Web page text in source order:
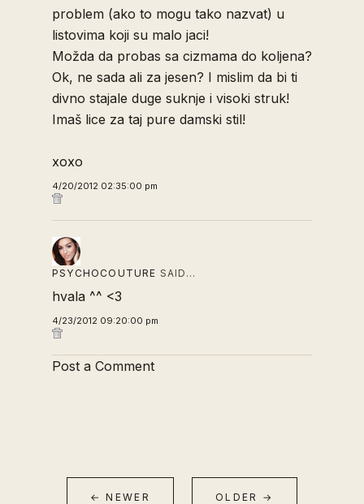
problem (ako to mogu tako nazvat) u
listovima koji su malo jaci!
Možda da probas sa cizmama do koljena?
Ok, ne sada ali za jesen? I mislim da bi ti
divno stajale duge suknje i visoki struk!
Imaš lice za taj pure damski stil!
xoxo
4/20/2012 02:35:00 pm
PSYCHOCOUTURE SAID…
hvala ^^ <3
4/23/2012 09:20:00 pm
Post a Comment
← NEWER OLDER →